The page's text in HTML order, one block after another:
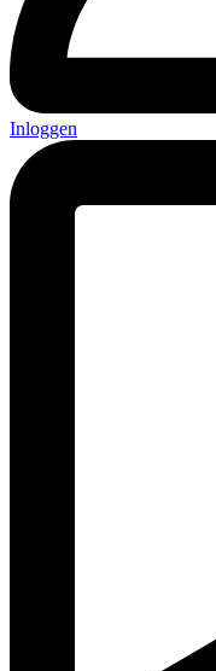
Inloggen